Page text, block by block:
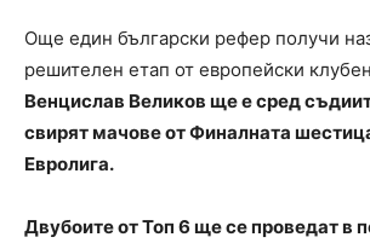
Още един български рефер получи
решителен етап от европейски
Венцислав Великов ще е сред
свирят мачове от Финалната
Евролига.
Двубоите от Топ 6 ще се проведат в